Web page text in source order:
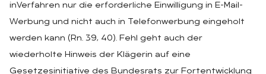
inVerfahren nur die erforderliche Einwilligung in E-Mail-
Werbung und nicht auch in Telefonwerbung eingeholt
werden kann (Rn. 39, 40). Fehl geht auch der
wiederholte Hinweis der Klägerin auf eine
Gesetzesinitiative des Bundesrats zur Fortentwicklung